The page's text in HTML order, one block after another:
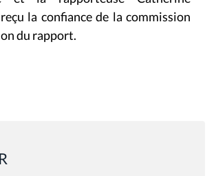
la confiance de la commission
du rapport.